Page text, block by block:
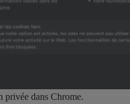
privée dans Chrome.